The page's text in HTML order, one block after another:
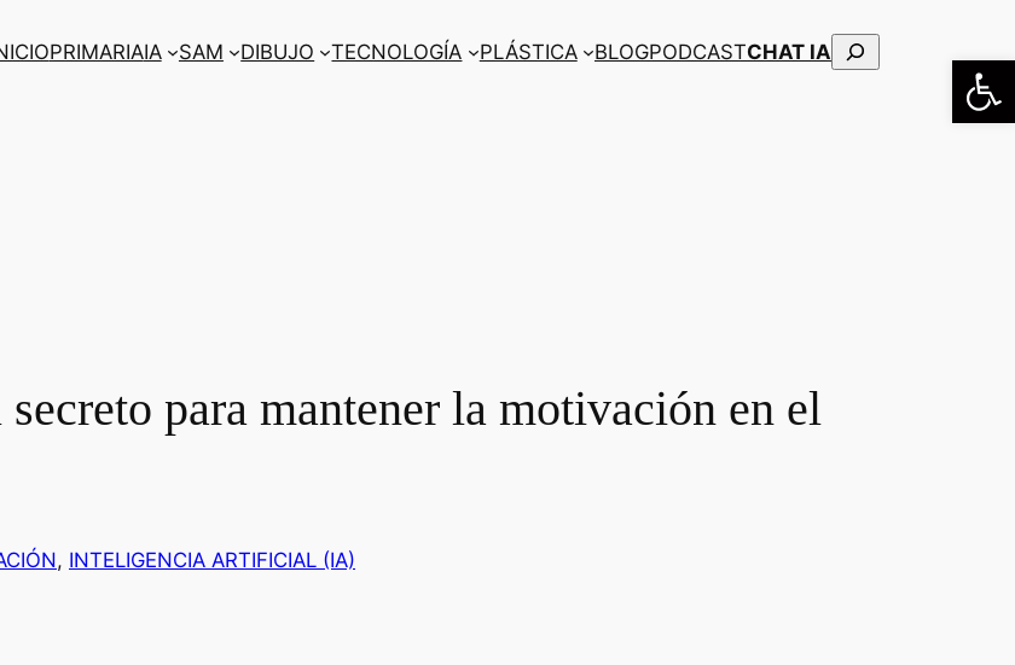
PRIMARIAIA SAM DIBUJO TECNOLOGÍA PLÁSTICA BLOGPODCASTCHAT IA Buscar
para mantener la motivación en el
, INTELIGENCIA ARTIFICIAL (IA)
Abrir